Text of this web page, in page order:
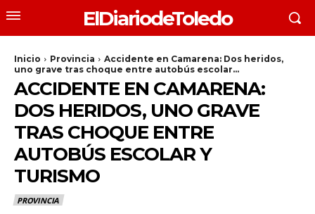
ElDiariodeToledo
Inicio Provincia
Accidente en Camarena: Dos heridos,
uno grave tras choque entre autobús escolar...
ACCIDENTE EN CAMARENA:
DOS HERIDOS, UNO GRAVE
TRAS CHOQUE ENTRE
AUTOBÚS ESCOLAR Y
TURISMO
PROVINCIA